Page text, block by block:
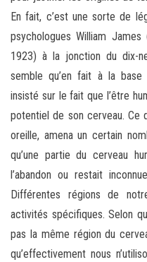
En fait, c’est une sorte de
psychologues William
1923) à la jonction du dix-
semble qu’en fait à la
insisté sur le fait que l’être
potentiel de son cerveau. Ce
oreille, amena un certain
qu’une partie du cerveau
l’abandon ou restait
Différentes régions de
activités spécifiques. Selon
pas la même région du
qu’effectivement nous